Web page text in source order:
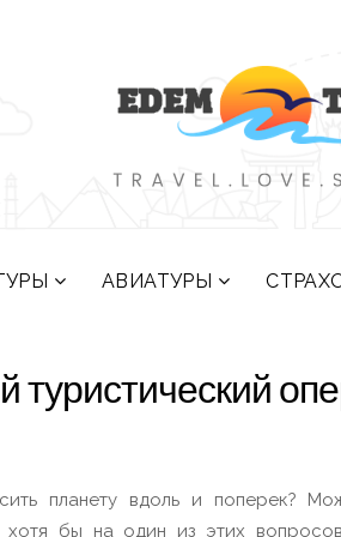
АВИАТУРЫ
планету вдоль и поперек?
хотя бы на один из этих